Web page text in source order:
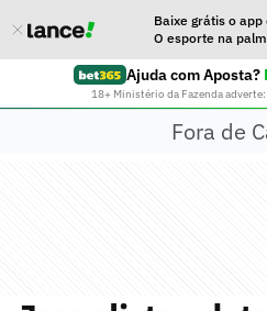
Baixe grátis o app
O esporte na
Ajuda com Aposta?
18+ Ministério da Fazenda
Fora de